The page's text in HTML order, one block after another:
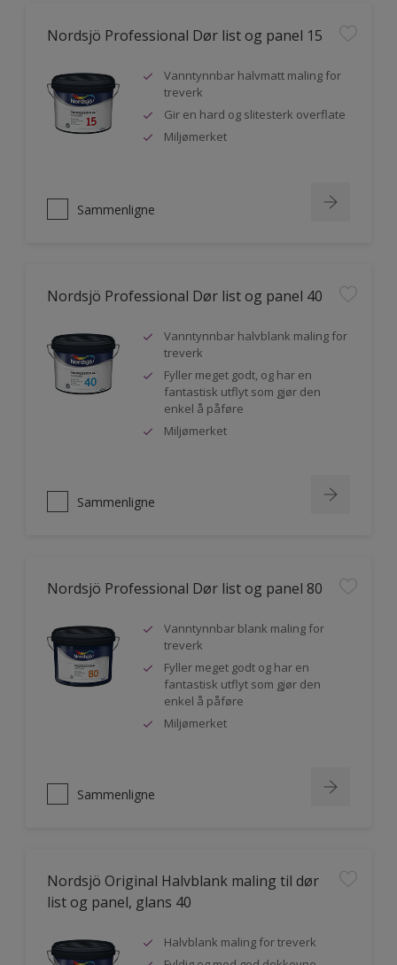
Nordsjö Professional Dør list og panel 15
Vanntynnbar halvmatt maling for
treverk
Gir en hard og slitesterk overflate
Miljømerket
Sammenligne
Nordsjö Professional Dør list og panel 40
Vanntynnbar halvblank maling for
treverk
Fyller meget godt, og har en
fantastisk utflyt som gjør den
enkel å påføre
Miljømerket
Sammenligne
Nordsjö Professional Dør list og panel 80
Vanntynnbar blank maling for
treverk
Fyller meget godt og har en
fantastisk utflyt som gjør den
enkel å påføre
Miljømerket
Sammenligne
Nordsjö Original Halvblank maling til dør
list og panel, glans 40
Halvblank maling for treverk